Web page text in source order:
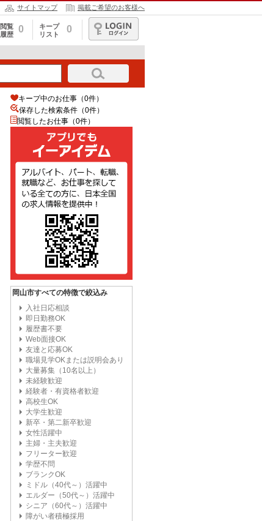
サイトマップ 掲載ご希望のお客様へ
閲覧
履歴
0
キープ
リスト
0
ログイン
キープ中のお仕事（0件）
保存した検索条件（0件）
閲覧したお仕事（0件）
岡山市すべての特徴で絞込み
入社日応相談
即日勤務OK
履歴書不要
Web面接OK
友達と応募OK
職場見学OKまたは説明会あり
大量募集（10名以上）
未経験歓迎
経験者・有資格者歓迎
高校生OK
大学生歓迎
新卒・第二新卒歓迎
女性活躍中
主婦・主夫歓迎
フリーター歓迎
学歴不問
ブランクOK
ミドル（40代～）活躍中
エルダー（50代～）活躍中
シニア（60代～）活躍中
障がい者積極採用